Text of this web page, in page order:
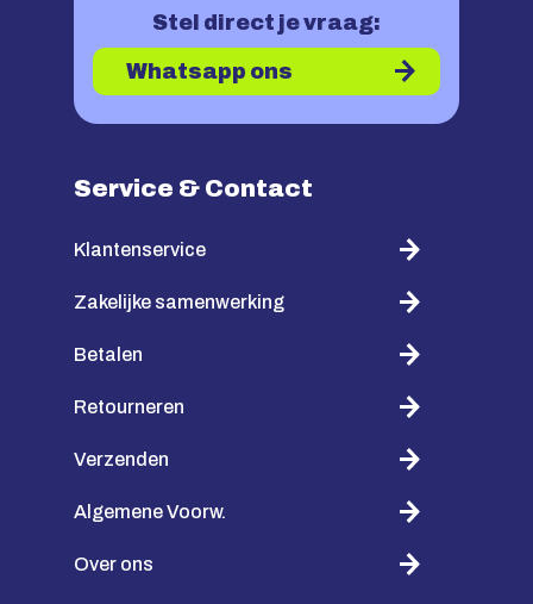
Stel direct je vraag:
Whatsapp ons
Service & Contact
Klantenservice
Zakelijke samenwerking
Betalen
Retourneren
Verzenden
Algemene Voorw.
Over ons